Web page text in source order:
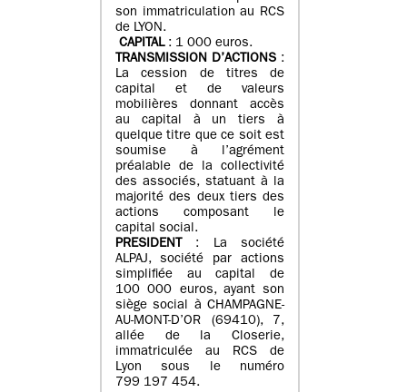
son immatriculation au RCS
de LYON.
CAPITAL: 1 000 euros.
TRANSMISSION D’ACTIONS :
La cession de titres de
capital et de valeurs
mobilières donnant accès
au capital à un tiers à
quelque titre que ce soit est
soumise à l’agrément
préalable de la collectivité
des associés, statuant à la
majorité des deux tiers des
actions composant le
capital social.
PRESIDENT
: La société
ALPAJ, société par actions
simplifiée au capital de
100 000 euros, ayant son
siège social à CHAMPAGNE-
AU-MONT-D’OR (69410), 7,
allée de la Closerie,
immatriculée au RCS de
Lyon sous le numéro
799 197 454.